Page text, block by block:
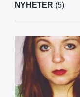
NYHETER (5)